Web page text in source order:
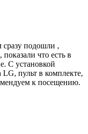
сразу подошли ,
что есть в
С установкой
пульт в комплекте,
к посещению.